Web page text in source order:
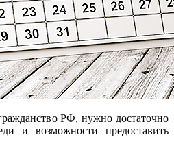
РФ, нужно достаточно
и возможности предоставить